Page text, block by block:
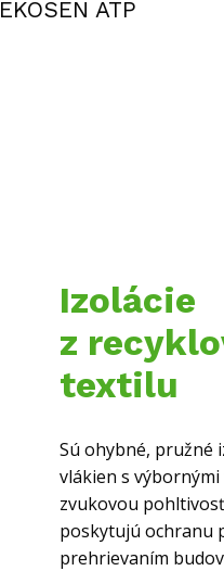
EKOSEN ATP
Izolácie
z
textilu
Sú ohybné, pružné
vlákien s
zvukovou
poskytujú ochranu
prehrievaním